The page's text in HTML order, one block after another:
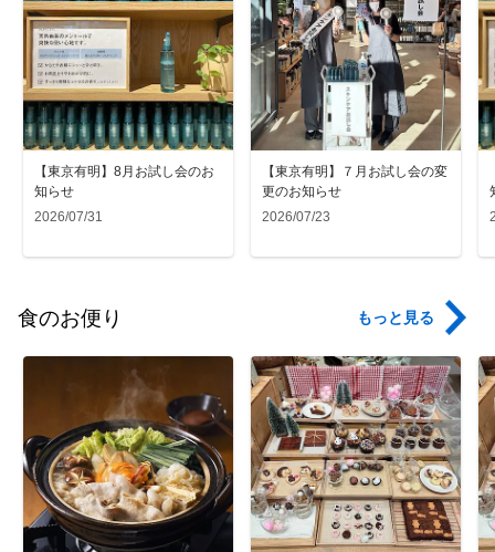
【東京有明】8月お試し会のお
知らせ
2026/07/31
【東京有明】７月お試し会の変
更のお知らせ
2026/07/23
食のお便り もっと見る